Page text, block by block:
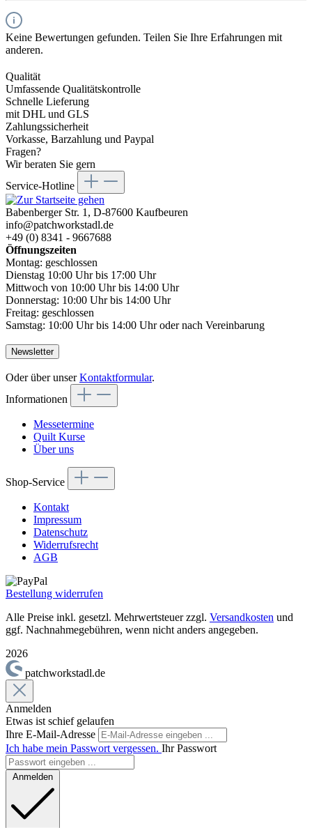
Keine Bewertungen gefunden. Teilen Sie Ihre Erfahrungen mit
anderen.
Qualität
Umfassende Qualitätskontrolle
Schnelle Lieferung
mit DHL und GLS
Zahlungssicherheit
Vorkasse, Barzahlung und Paypal
Fragen?
Wir beraten Sie gern
Service-Hotline
Babenberger Str. 1, D-87600 Kaufbeuren
info@patchworkstadl.de
+49 (0) 8341 - 9667688
Öffnungszeiten
Montag: geschlossen
Dienstag 10:00 Uhr bis 17:00 Uhr
Mittwoch von 10:00 Uhr bis 14:00 Uhr
Donnerstag: 10:00 Uhr bis 14:00 Uhr
Freitag: geschlossen
Samstag: 10:00 Uhr bis 14:00 Uhr oder nach Vereinbarung
Newsletter
Oder über unserKontaktformular.
Informationen
Messetermine
Quilt Kurse
Über uns
Shop-Service
Kontakt
Impressum
Datenschutz
Widerrufsrecht
AGB
Bestellung widerrufen
Alle Preise inkl. gesetzl. Mehrwertsteuer zzgl. Versandkosten und
ggf. Nachnahmegebühren, wenn nicht anders angegeben.
2026
patchworkstadl.de
Anmelden
Etwas ist schief gelaufen
Ihre E-Mail-Adresse
Ich habe mein Passwort vergessen. Ihr Passwort
Anmelden